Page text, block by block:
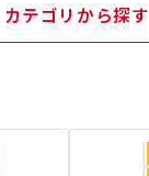
カテゴリから探す